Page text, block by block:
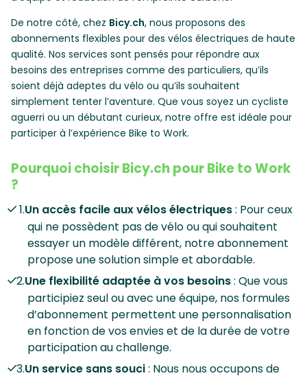
De notre côté, chez Bicy.ch, nous proposons des
abonnements flexibles pour des vélos électriques de haute
qualité. Nos services sont pensés pour répondre aux
besoins des entreprises comme des particuliers, qu’ils
soient déjà adeptes du vélo ou qu’ils souhaitent
simplement tenter l’aventure. Que vous soyez un cycliste
aguerri ou un débutant curieux, notre offre est idéale pour
participer à l’expérience Bike to Work.
Pourquoi choisir Bicy.ch pour Bike to Work
?
Un accès facile aux vélos électriques: Pour ceux
qui ne possèdent pas de vélo ou qui souhaitent
essayer un modèle différent, notre abonnement
propose une solution simple et abordable.
Une flexibilité adaptée à vos besoins: Que vous
participiez seul ou avec une équipe, nos formules
d’abonnement permettent une personnalisation
en fonction de vos envies et de la durée de votre
participation au challenge.
Un service sans souci: Nous nous occupons de